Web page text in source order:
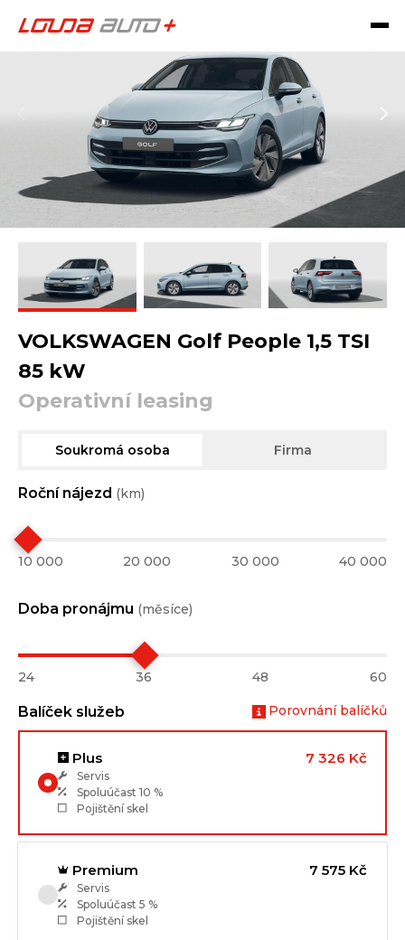
VOLKSWAGEN Golf People 1,5 TSI
85 kW
Operativní leasing
Soukromá osoba Firma
Roční nájezd (km)
10 000 20 000 30 000 40 000
Doba pronájmu (měsíce)
24 36 48 60
Balíček služeb Porovnání balíčků
Plus 7 326 Kč
Servis
Spoluúčast 10 %
Pojištění skel
Premium 7 575 Kč
Servis
Spoluúčast 5 %
Pojištění skel